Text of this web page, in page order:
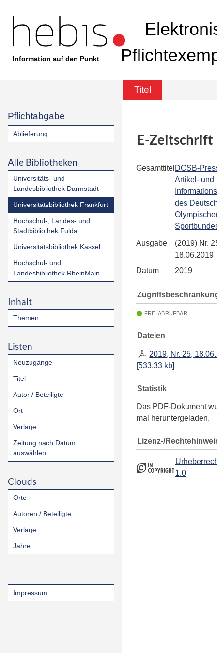
Information auf den Punkt
Titel
Pflichtabgabe
Ablieferung
Alle Bibliotheken
Universitäts- und
Landesbibliothek Darmstadt
Universitätsbibliothek Frankfurt
Hochschul-, Landes- und
Stadtbibliothek Fulda
Universitätsbibliothek Kassel
Hochschul- und
Landesbibliothek RheinMain
Inhalt
Themen
Listen
Neuzugänge
Titel
Autor / Beteiligte
Ort
Verlage
Zeitung nach Datum
auswählen
Clouds
Orte
Autoren / Beteiligte
Verlage
Jahre
Impressum
E-Zeitschrift
Gesamttitel DOSB-
Artikel- und
des
Ausgabe
(2019) Nr.
18.06.2019
Datum
2019
FREI ABRUFBAR
Dateien
2019, Nr. 25,
[533,33 kb]
Statistik
Das PDF-Dokument
mal heruntergeladen.
Lizenz-/
1.0